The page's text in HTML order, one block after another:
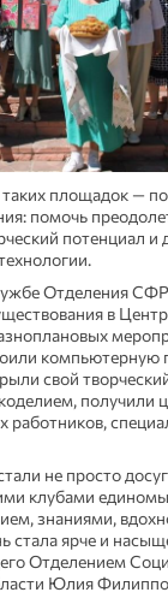
площадок —
помочь
потенциал и
Отделения
в
компьютерную
свой
получили
работников,
не просто
клубами
знаниями,
стала ярче и
Отделением
Юлия